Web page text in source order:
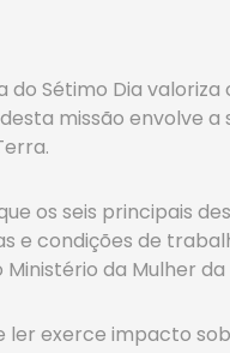
do Sétimo Dia
missão envolve
os seis principais
e condições de
da Mulher
ler exerce impacto